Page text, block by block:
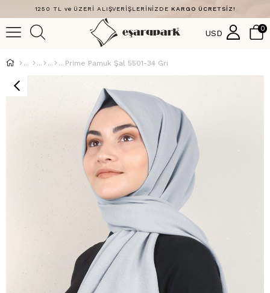
1250 TL ve ÜZERİ ALIŞVERİŞLERİNİZDE KARGO ÜCRETSİZ!
USD 0
Prime Pamuk Şal 5501-34 Gri